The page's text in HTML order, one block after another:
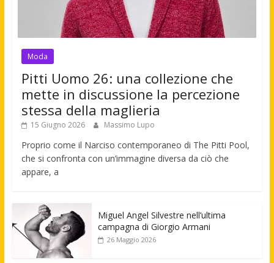
Moda
Pitti Uomo 26: una collezione che
mette in discussione la percezione
stessa della maglieria
15 Giugno 2026 Massimo Lupo
Proprio come il Narciso contemporaneo di The Pitti Pool,
che si confronta con un’immagine diversa da ciò che
appare, a
Miguel Angel Silvestre nell’ultima
campagna di Giorgio Armani
26 Maggio 2026